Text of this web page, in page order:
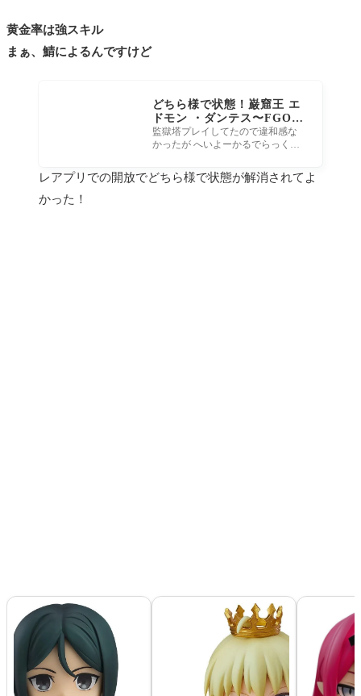
黄金率は強スキル
まぁ、鯖によるんですけど
どちら様で状態！巌窟王 エ
ドモン ・ダンテス〜FGO〜
監獄塔やれなかった人達に
も説明したげて
監獄塔プレイしてたので違和感な
かったが へいよーかるでらっく
異点をプレイしたマスターにとっ
レアプリでの開放でどちら様で状態が解消されてよ
かった！